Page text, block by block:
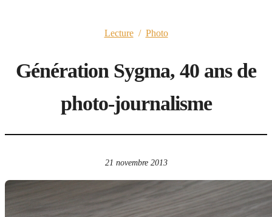
Lecture/ Photo
Génération Sygma, 40 ans de
photo-journalisme
21 novembre 2013